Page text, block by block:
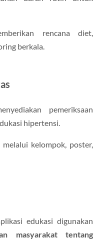
rencana diet,
berkala.
pemeriksaan
hipertensi.
melalui kelompok, poster,
edukasi digunakan
masyarakat tentang